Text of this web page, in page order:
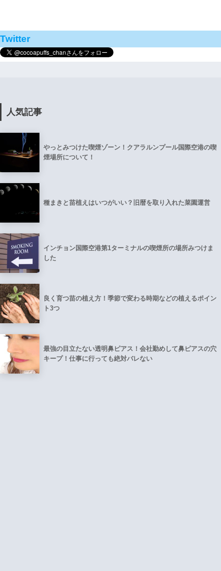
Twitter
人気記事
やっとみつけた喫煙ゾーン！クアラルンプール国際空港の喫
煙場所について！
種まきと苗植えはいつがいい？旧暦を取り入れた菜園運営
インチョン国際空港第1ターミナルの喫煙所の場所みつけま
した
良く育つ苗の植え方！季節で変わる時期などの植えるポイン
ト3つ
最強の目立たない透明鼻ピアス！会社勤めして鼻ピアスの穴
キープ！仕事に行っても絶対バレない